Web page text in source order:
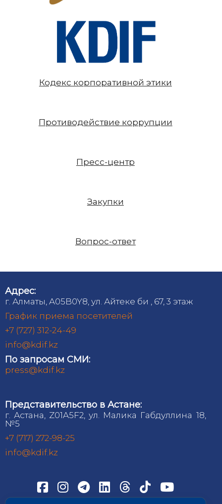
Кодекс корпоративной этики
Противодействие коррупции
Пресс-центр
Закупки
Вопрос-ответ
Адрес:
г. Алматы, A05B0Y8, ул. Айтеке би , 67, 3 этаж
График приема посетителей
+7 (727) 312-24-49
info@kdif.kz
По запросам СМИ:
press@kdif.kz
Представительство в Астане:
г. Астана, Z01A5F2, ул. Малика Габдуллина 18,
№5
+7 (717) 272-98-25
info@kdif.kz